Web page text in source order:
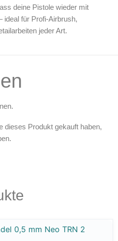
deine Pistole wieder mit
ideal für Profi‑Airbrush,
jeder Art.
dieses Produkt gekauft haben,